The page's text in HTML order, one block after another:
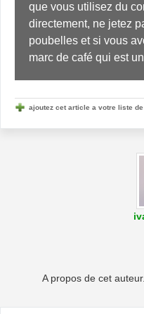
que vous utilisez du
directement, ne jetez
poubelles et si vous
marc de café qui est
ajoutez cet article a votre liste
A propos de cet